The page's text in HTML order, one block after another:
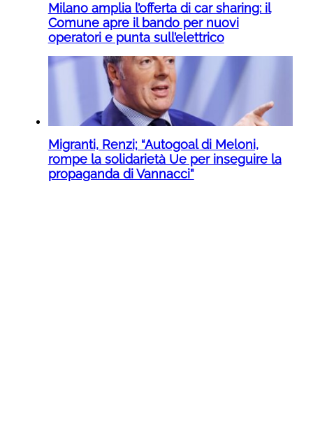
Milano amplia l’offerta di car sharing: il
Comune apre il bando per nuovi
operatori e punta sull’elettrico
Migranti, Renzi; “Autogoal di Meloni,
rompe la solidarietà Ue per inseguire la
propaganda di Vannacci”